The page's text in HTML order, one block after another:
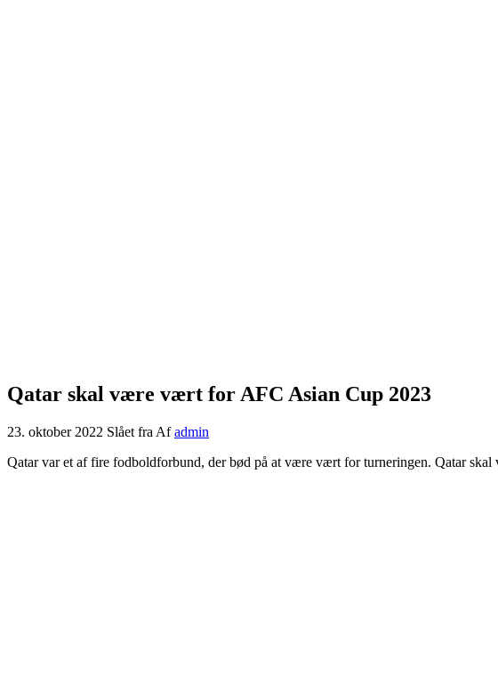
Qatar skal være vært for AFC Asian Cup 2023
23. oktober 2022 Slået fra Af admin
Qatar var et af fire fodboldforbund, der bød på at være vært for turneringen. Qatar